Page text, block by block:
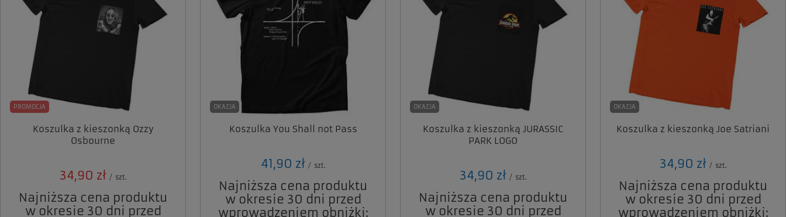
PROMOCJA
Koszulka z kieszonką Ozzy
Osbourne
34,90 zł / szt.
Najniższa cena produktu
w okresie 30 dni przed
OKAZJA
Koszulka You Shall not Pass
41,90 zł / szt.
Najniższa cena produktu
w okresie 30 dni przed
wprowadzeniem obniżki:
OKAZJA
Koszulka z kieszonką JURASSIC
PARK LOGO
34,90 zł / szt.
Najniższa cena produktu
w okresie 30 dni przed
OKAZJA
Koszulka z kieszonką Joe Satriani
34,90 zł / szt.
Najniższa cena produktu
w okresie 30 dni przed
wprowadzeniem obniżki: